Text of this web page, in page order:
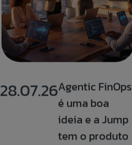
28.07.26Agentic FinOps
é uma boa
ideia e a Jump
tem o produto